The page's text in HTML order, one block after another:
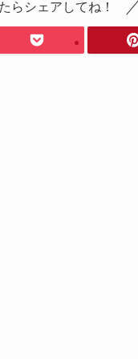
らシェアしてね！